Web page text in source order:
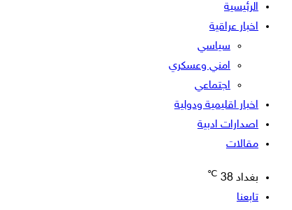
الرئيسية
اخبار عراقية
سياسي
امني وعسكري
اجتماعي
اخبار اقليمية ودولية
اصدارات ادبية
مقالات
بغداد 38
℃
تابعنا